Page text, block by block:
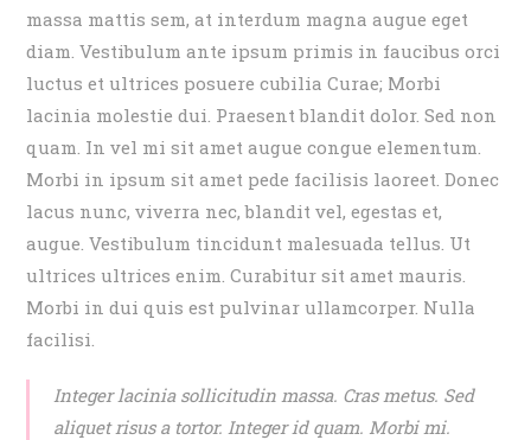
massa mattis sem, at interdum magna augue eget
diam. Vestibulum ante ipsum primis in faucibus orci
luctus et ultrices posuere cubilia Curae; Morbi
lacinia molestie dui. Praesent blandit dolor. Sed non
quam. In vel mi sit amet augue congue elementum.
Morbi in ipsum sit amet pede facilisis laoreet. Donec
lacus nunc, viverra nec, blandit vel, egestas et,
augue. Vestibulum tincidunt malesuada tellus. Ut
ultrices ultrices enim. Curabitur sit amet mauris.
Morbi in dui quis est pulvinar ullamcorper. Nulla
facilisi.
Integer lacinia sollicitudin massa. Cras metus. Sed
aliquet risus a tortor. Integer id quam. Morbi mi.